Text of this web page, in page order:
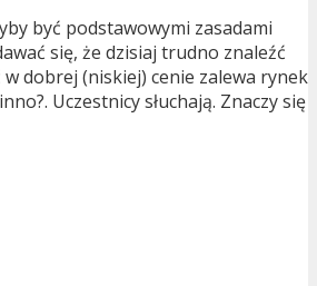
być podstawowymi zasadami
się, że dzisiaj trudno znaleźć
dobrej (niskiej) cenie zalewa rynek
Uczestnicy słuchają. Znaczy się